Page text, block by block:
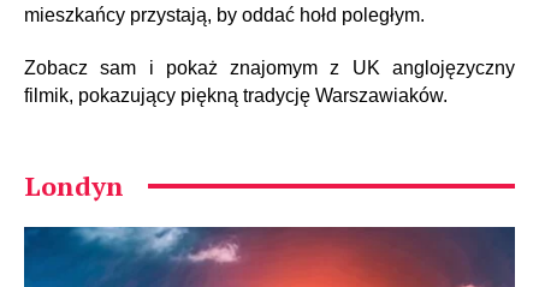
mieszkańcy przystają, by oddać hołd poległym.
Zobacz sam i pokaż znajomym z UK anglojęzyczny
filmik, pokazujący piękną tradycję Warszawiaków.
Londyn